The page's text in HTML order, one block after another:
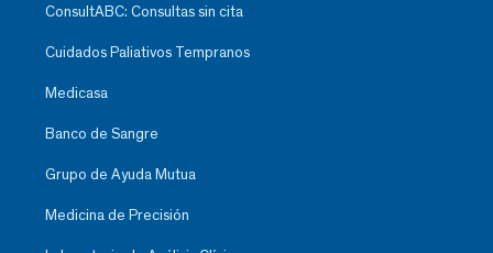
ConsultABC: Consultas sin cita
Cuidados Paliativos Tempranos
Medicasa
Banco de Sangre
Grupo de Ayuda Mutua
Medicina de Precisión